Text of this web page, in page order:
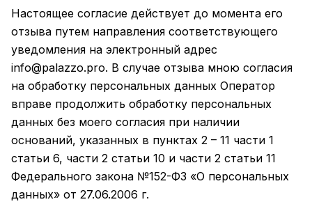
Настоящее согласие действует до момента его
отзыва путем направления соответствующего
уведомления на электронный адрес
info@palazzo.pro. В случае отзыва мною согласия
на обработку персональных данных Оператор
вправе продолжить обработку персональных
данных без моего согласия при наличии
оснований, указанных в пунктах 2 – 11 части 1
статьи 6, части 2 статьи 10 и части 2 статьи 11
Федерального закона №152-ФЗ «О персональных
данных» от 27.06.2006 г.